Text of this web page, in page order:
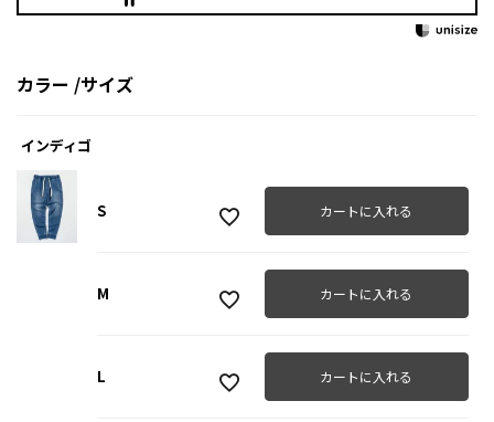
カラー サイズ
インディゴ
S カートに入れる
M カートに入れる
L カートに入れる